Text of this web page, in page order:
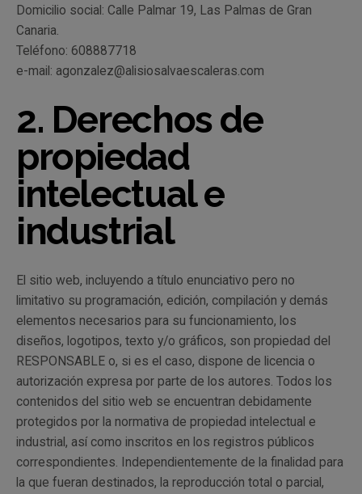
Domicilio social: Calle Palmar 19, Las Palmas de Gran
Canaria.
Teléfono: 608887718
e-mail: agonzalez@alisiosalvaescaleras.com
2. Derechos de
propiedad
intelectual e
industrial
El sitio web, incluyendo a título enunciativo pero no
limitativo su programación, edición, compilación y demás
elementos necesarios para su funcionamiento, los
diseños, logotipos, texto y/o gráficos, son propiedad del
RESPONSABLE o, si es el caso, dispone de licencia o
autorización expresa por parte de los autores. Todos los
contenidos del sitio web se encuentran debidamente
protegidos por la normativa de propiedad intelectual e
industrial, así como inscritos en los registros públicos
correspondientes. Independientemente de la finalidad para
la que fueran destinados, la reproducción total o parcial,